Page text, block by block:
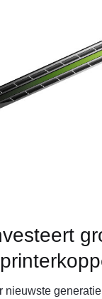
nieuwste